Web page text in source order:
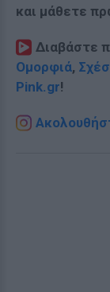
και μάθετε
Διαβάστε
Ομορφιά,
Pink.gr!